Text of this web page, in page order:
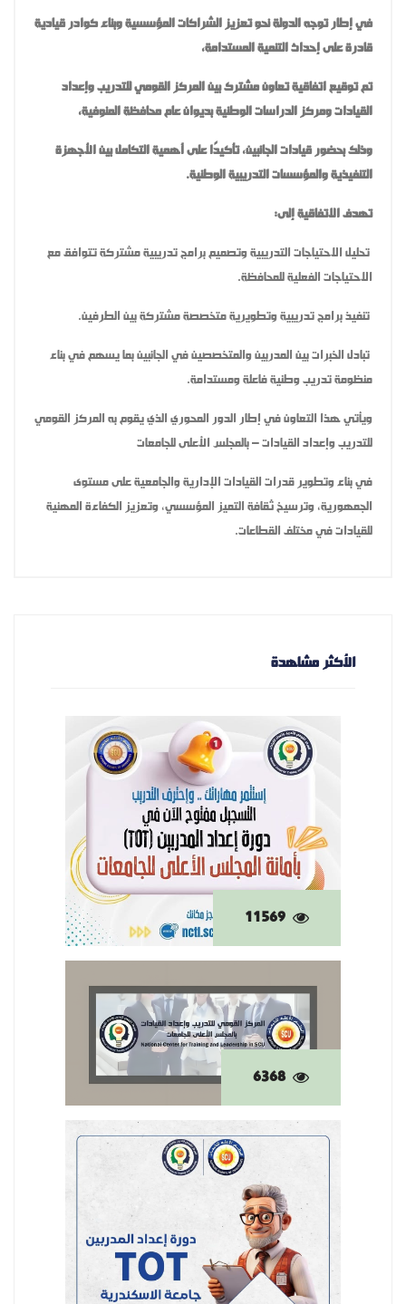
في إطار توجه الدولة نحو تعزيز الشراكات المؤسسية وبناء كوادر قيادية
قادرة على إحداث التنمية المستدامة،
تم توقيع اتفاقية تعاون مشترك بين المركز القومي للتدريب وإعداد
القيادات ومركز الدراسات الوطنية بديوان عام محافظة المنوفية،
وذلك بحضور قيادات الجانبين، تأكيدًا على أهمية التكامل بين الأجهزة
التنفيذية والمؤسسات التدريبية الوطنية.
تهدف الاتفاقية إلى:
تحليل الاحتياجات التدريبية وتصميم برامج تدريبية مشتركة تتوافق مع
الاحتياجات الفعلية للمحافظة.
تنفيذ برامج تدريبية وتطويرية متخصصة مشتركة بين الطرفين.
تبادل الخبرات بين المدربين والمتخصصين في الجانبين بما يسهم في بناء
منظومة تدريب وطنية فاعلة ومستدامة.
ويأتي هذا التعاون في إطار الدور المحوري الذي يقوم به المركز القومي
للتدريب وإعداد القيادات – بالمجلس الأعلى للجامعات
في بناء وتطوير قدرات القيادات الإدارية والجامعية على مستوى
الجمهورية، وترسيخ ثقافة التميز المؤسسي، وتعزيز الكفاءة المهنية
للقيادات في مختلف القطاعات.
الأكثر مشاهدة
11569
6368